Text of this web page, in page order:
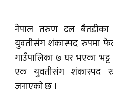
नेपाल तरुण दल बैतडीका
युवतीसंग शंकास्पद रुपमा
गाउँपालिका ७ घर भएका
एक युवतीसंग शंकास्पद
जनाएको छ ।